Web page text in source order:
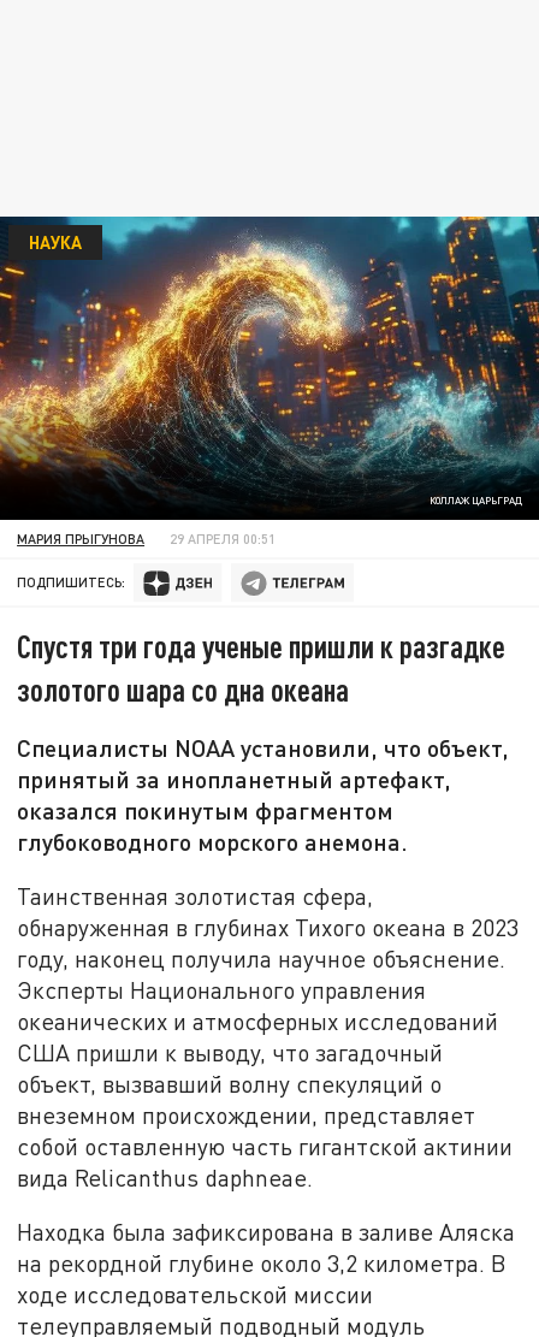
КОЛЛАЖ ЦАРЬГРАД
НАУКА
МАРИЯ ПРЫГУНОВА 29 АПРЕЛЯ 00:51
ПОДПИШИТЕСЬ:
Спустя три года ученые пришли к разгадке
золотого шара со дна океана
Специалисты NOAA установили, что объект,
принятый за инопланетный артефакт,
оказался покинутым фрагментом
глубоководного морского анемона.
Таинственная золотистая сфера,
обнаруженная в глубинах Тихого океана в 2023
году, наконец получила научное объяснение.
Эксперты Национального управления
океанических и атмосферных исследований
США пришли к выводу, что загадочный
объект, вызвавший волну спекуляций о
внеземном происхождении, представляет
собой оставленную часть гигантской актинии
вида Relicanthus daphneae.
Находка была зафиксирована в заливе Аляска
на рекордной глубине около 3,2 километра. В
ходе исследовательской миссии
телеуправляемый подводный модуль